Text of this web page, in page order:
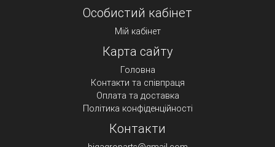
Особистий кабінет
Мій кабінет
Карта сайту
Головна
Контакти та співпраця
Оплата та доставка
Політика конфіденційності
Контакти